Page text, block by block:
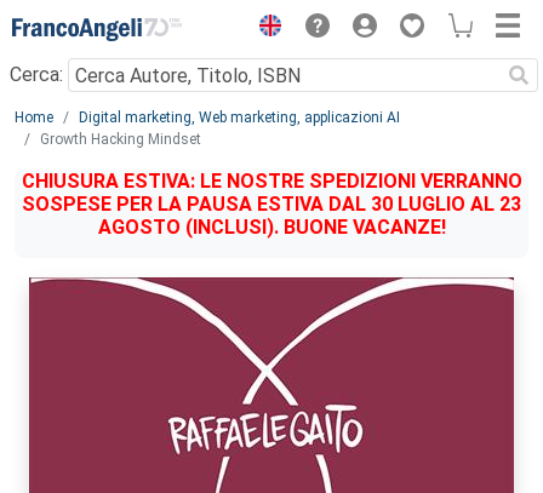
Menu
Cerca:
Main content
Home
Digital marketing, Web marketing, applicazioni AI
Growth Hacking Mindset
CHIUSURA ESTIVA: LE NOSTRE SPEDIZIONI VERRANNO
SOSPESE PER LA PAUSA ESTIVA DAL 30 LUGLIO AL 23
AGOSTO (INCLUSI). BUONE VACANZE!